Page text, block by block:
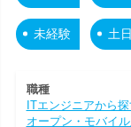
未経験 土
職種
ITエンジニアから探
オープン・モバイル